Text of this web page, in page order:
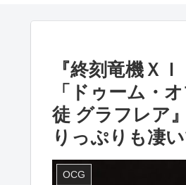
『終刻竜機Ｘ
「ドゥーム・
徒 グラフレア
りっぷりも凄
OCG